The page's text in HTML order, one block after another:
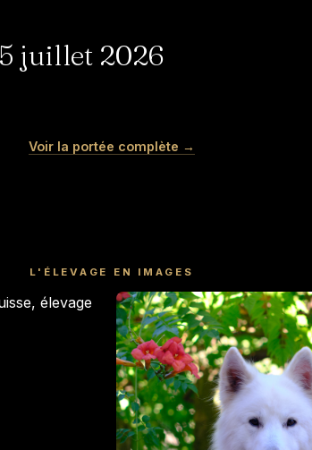
juillet 2026
Voir la portée complète →
L'ÉLEVAGE EN IMAGES